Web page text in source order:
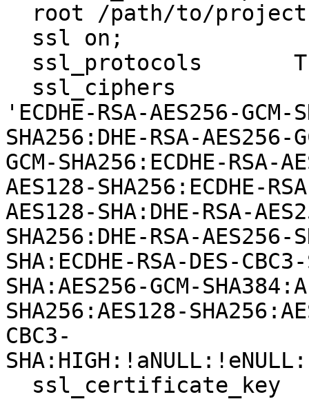
'ECDHE-RSA-AES256-GCM-
SHA256:DHE-RSA-AES256-
GCM-SHA256:ECDHE-RSA-
AES128-SHA256:ECDHE-
AES128-SHA:DHE-RSA-
SHA256:DHE-RSA-AES256-
SHA:ECDHE-RSA-DES-
SHA:AES256-GCM-
SHA256:AES128-
CBC3-